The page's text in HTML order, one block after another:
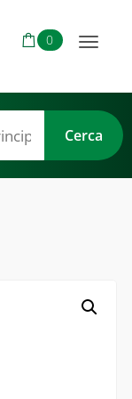
0
Toggle